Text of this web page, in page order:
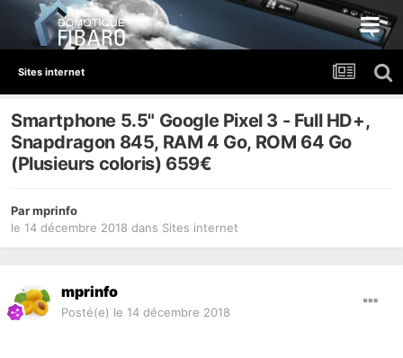
Sites internet
Smartphone 5.5" Google Pixel 3 - Full HD+,
Snapdragon 845​, RAM 4 Go, ROM 64 Go
(Plusieurs coloris) 659€
Parmprinfo
le 14 décembre 2018 dans Sites internet
mprinfo
Posté(e) le 14 décembre 2018